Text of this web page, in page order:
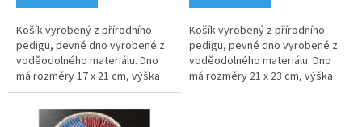
Košík vyrobený z přírodního
pedigu, pevné dno vyrobené z
voděodolného materiálu. Dno
má rozměry 17 x 21 cm, výška
košíku je přibližně 7 cm.
Košík vyrobený z přírodního
pedigu, pevné dno vyrobené z
voděodolného materiálu. Dno
má rozměry 21 x 23 cm, výška